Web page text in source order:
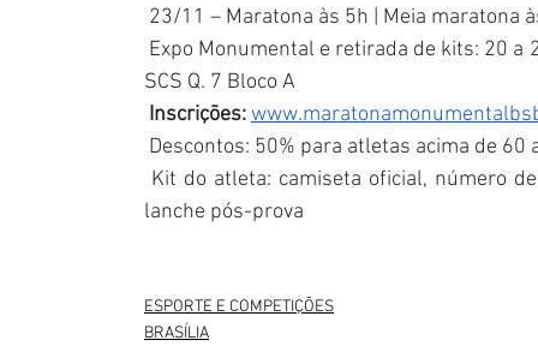
23/11 – Maratona às 5h | Meia maratona
Expo Monumental e retirada de kits: 20 a
SCS Q. 7 Bloco A
Inscrições:
Descontos: 50% para atletas acima de 60
Kit do atleta: camiseta oficial, número
lanche pós-prova
ESPORTE E COMPETIÇÕES
BRASÍLIA